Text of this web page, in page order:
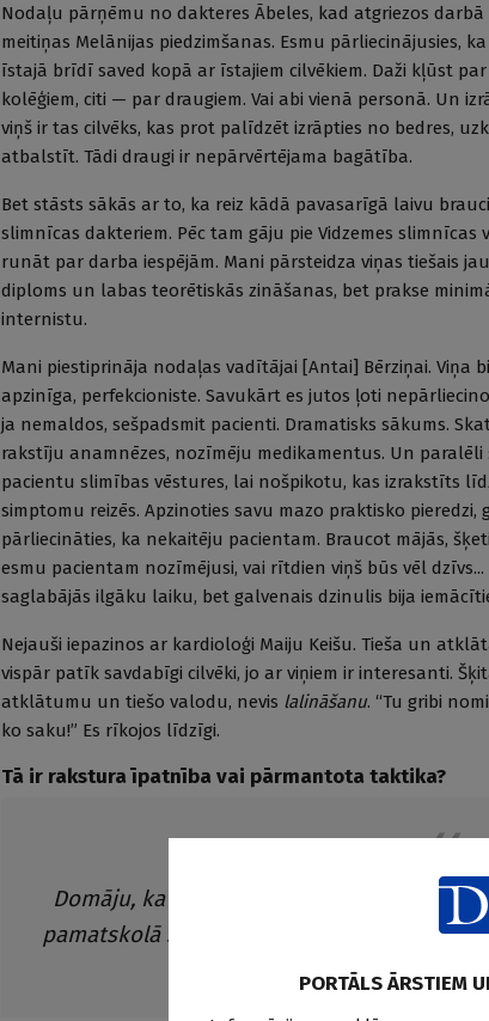
Nodaļu pārņēmu no dakteres Ābeles, kad atgriezos
meitiņas Melānijas piedzimšanas. Esmu pārliecinājusies,
īstajā brīdī saved kopā ar īstajiem cilvēkiem. Daži kļūst
kolēģiem, citi — par draugiem. Vai abi vienā personā. Un
viņš ir tas cilvēks, kas prot palīdzēt izrāpties no bedres,
atbalstīt. Tādi draugi ir nepārvērtējama bagātība.
Bet stāsts sākās ar to, ka reiz kādā pavasarīgā laivu
slimnīcas dakteriem. Pēc tam gāju pie Vidzemes
runāt par darba iespējām. Mani pārsteidza viņas tiešais
diploms un labas teorētiskās zināšanas, bet prakse
internistu.
Mani piestiprināja nodaļas vadītājai [Antai] Bērziņai. Viņa
apzinīga, perfekcioniste. Savukārt es jutos ļoti
ja nemaldos, sešpadsmit pacienti. Dramatisks sākums.
rakstīju anamnēzes, nozīmēju medikamentus. Un
pacientu slimības vēstures, lai nošpikotu, kas izrakstīts
simptomu reizēs. Apzinoties savu mazo praktisko pieredzi,
pārliecināties, ka nekaitēju pacientam. Braucot mājās,
esmu pacientam nozīmējusi, vai rītdien viņš būs vēl
saglabājās ilgāku laiku, bet galvenais dzinulis bija
Nejauši iepazinos ar kardioloģi Maiju Keišu. Tieša un
vispār patīk savdabīgi cilvēki, jo ar viņiem ir interesanti.
atklātumu un tiešo valodu, nevis lalināšanu. “Tu gribi
ko saku!” Es rīkojos līdzīgi.
Tā ir rakstura īpatnība vai pārmantota taktika?
Domāju, ka vairāk mana rakstura īpašība.
pamatskolā skolotājiem nebija viegli ar
bija savs viedoklis,
PORTĀLS ĀRSTIEM